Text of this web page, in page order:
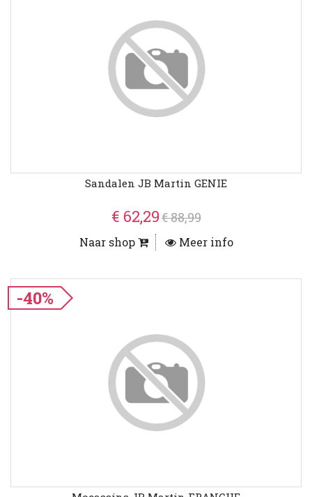
Sandalen JB Martin GENIE
€ 62,29€ 88,99
Naar shop Meer info
-40%